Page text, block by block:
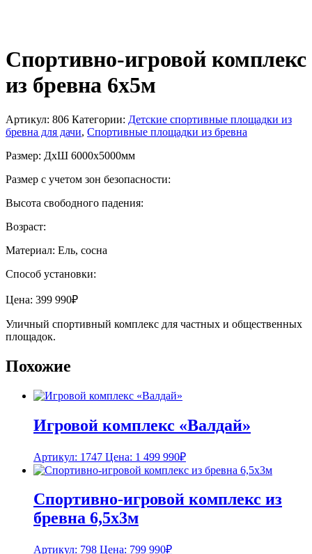
Спортивно-игровой комплекс
из бревна 6х5м
Артикул: 806 Категории: Детские спортивные площадки из
бревна для дачи, Спортивные площадки из бревна
Размер: ДхШ 6000х5000мм
Размер с учетом зон безопасности:
Высота свободного падения:
Возраст:
Материал: Ель, сосна
Способ установки:
Цена: 399 990₽
Уличный спортивный комплекс для частных и общественных
площадок.
Похожие
Игровой комплекс «Валдай»
Артикул: 1747 Цена: 1 499 990₽
Спортивно-игровой комплекс из
бревна 6,5х3м
Артикул: 798 Цена: 799 990₽